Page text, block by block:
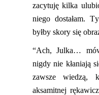
zacytuję kilka
niego dostałam.
byłby skory się
“Ach, Julka…
nigdy nie kłaniają
zawsze wiedzą,
aksamitnej